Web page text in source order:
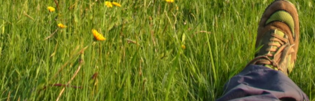
NÄCHSTES
Next
project:
Großer Parkplatz